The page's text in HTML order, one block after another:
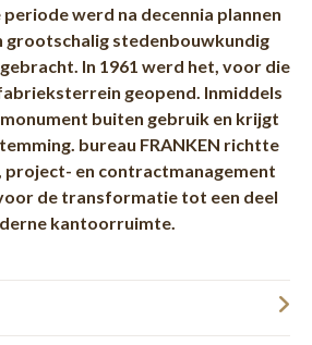
werd na decennia plannen
grootschalig stedenbouwkundig
In 1961 werd het, voor die
geopend. Inmiddels
buiten gebruik en krijgt
bureau FRANKEN richtte
project- en contractmanagement
de transformatie tot een deel
kantoorruimte.